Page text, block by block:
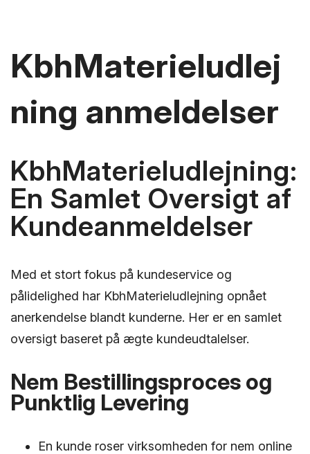
KbhMaterieludlej
ning anmeldelser
KbhMaterieludlejning:
En Samlet Oversigt af
Kundeanmeldelser
Med et stort fokus på kundeservice og
pålidelighed har KbhMaterieludlejning opnået
anerkendelse blandt kunderne. Her er en samlet
oversigt baseret på ægte kundeudtalelser.
Nem Bestillingsproces og
Punktlig Levering
En kunde roser virksomheden for nem online